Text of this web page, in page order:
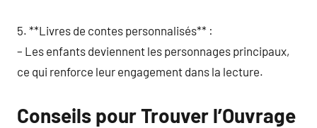
5. **Livres de contes personnalisés** :
– Les enfants deviennent les personnages principaux,
ce qui renforce leur engagement dans la lecture.
Conseils pour Trouver l’Ouvrage